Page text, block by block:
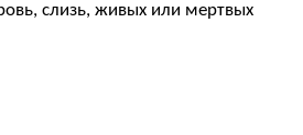
слизь, живых или мертвых